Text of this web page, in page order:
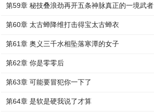
第59章 秘技叠浪劲再开五条神脉真正的一境武者
第60章 太古蝉降维打击得宝太古蝉衣
第61章 奥义三千水相坠落寒潭的女子
第62章 你是零零后
第63章 可能要冒犯你一下了
第64章 是软是硬我说了才算